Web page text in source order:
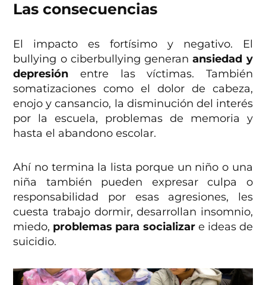
Las consecuencias
El impacto es fortísimo y negativo. El
bullying o ciberbullying generanansiedad y
depresión entre las víctimas. También
somatizaciones como el dolor de cabeza,
enojo y cansancio, la disminución del interés
por la escuela, problemas de memoria y
hasta el abandono escolar.
Ahí no termina la lista porque un niño o una
niña también pueden expresar culpa o
responsabilidad por esas agresiones, les
cuesta trabajo dormir, desarrollan insomnio,
miedo, problemas para socializar e ideas de
suicidio.